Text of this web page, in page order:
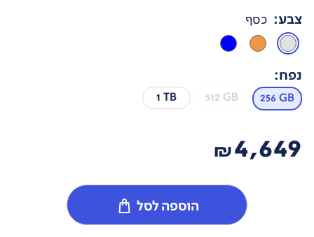
צבע: כסף
נפח:
256 GB
512 GB
1 TB
4,649
₪
הוספה לסל